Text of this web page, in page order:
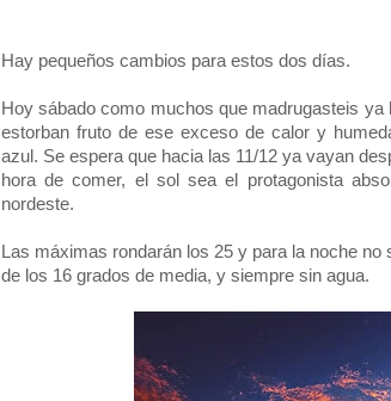
Hay pequeños cambios para estos dos días.
Hoy sábado como muchos que madrugasteis
estorban fruto de ese exceso de calor y
azul. Se espera que hacia las 11/12 ya vayan
hora de comer, el sol sea el protagonista
nordeste.
Las máximas rondarán los 25 y para la noche
de los 16 grados de media, y siempre sin agua.